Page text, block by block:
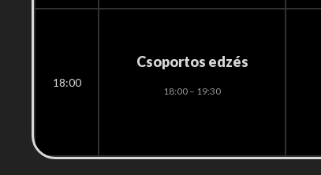
18:00
Csoportos edzés
18:00 – 19:30